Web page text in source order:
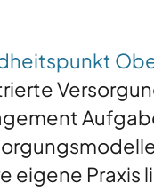
eigene Praxis